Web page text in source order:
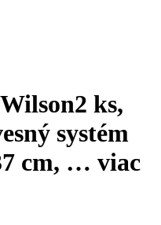
2 ks,
systém
cm, … viac